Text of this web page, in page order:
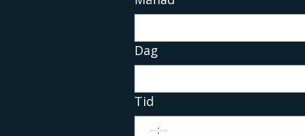
Dag
Tid
: